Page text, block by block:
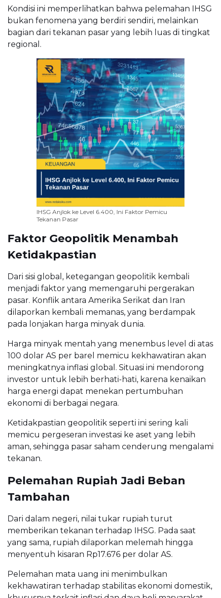
Kondisi ini memperlihatkan bahwa pelemahan IHSG
bukan fenomena yang berdiri sendiri, melainkan
bagian dari tekanan pasar yang lebih luas di tingkat
regional.
IHSG Anjlok ke Level 6.400, Ini Faktor Pemicu
Tekanan Pasar
Faktor Geopolitik Menambah
Ketidakpastian
Dari sisi global, ketegangan geopolitik kembali
menjadi faktor yang memengaruhi pergerakan
pasar. Konflik antara Amerika Serikat dan Iran
dilaporkan kembali memanas, yang berdampak
pada lonjakan harga minyak dunia.
Harga minyak mentah yang menembus level di atas
100 dolar AS per barel memicu kekhawatiran akan
meningkatnya inflasi global. Situasi ini mendorong
investor untuk lebih berhati-hati, karena kenaikan
harga energi dapat menekan pertumbuhan
ekonomi di berbagai negara.
Ketidakpastian geopolitik seperti ini sering kali
memicu pergeseran investasi ke aset yang lebih
aman, sehingga pasar saham cenderung mengalami
tekanan.
Pelemahan Rupiah Jadi Beban
Tambahan
Dari dalam negeri, nilai tukar rupiah turut
memberikan tekanan terhadap IHSG. Pada saat
yang sama, rupiah dilaporkan melemah hingga
menyentuh kisaran Rp17.676 per dolar AS.
Pelemahan mata uang ini menimbulkan
kekhawatiran terhadap stabilitas ekonomi domestik,